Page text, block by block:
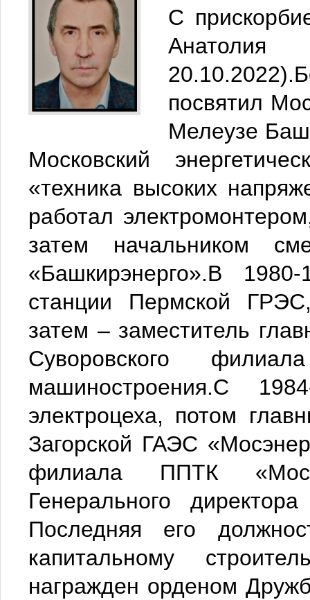
С
посвятил
Мелеузе
Московский
«техника высоких
работал
затем начальником
«Башкирэнерго».В
станции Пермской
затем – заместитель
Суворовского
машиностроения.С
электроцеха, потом
Загорской ГАЭС
филиала ППТК
Генерального
Последняя его
капитальному
награжден орденом